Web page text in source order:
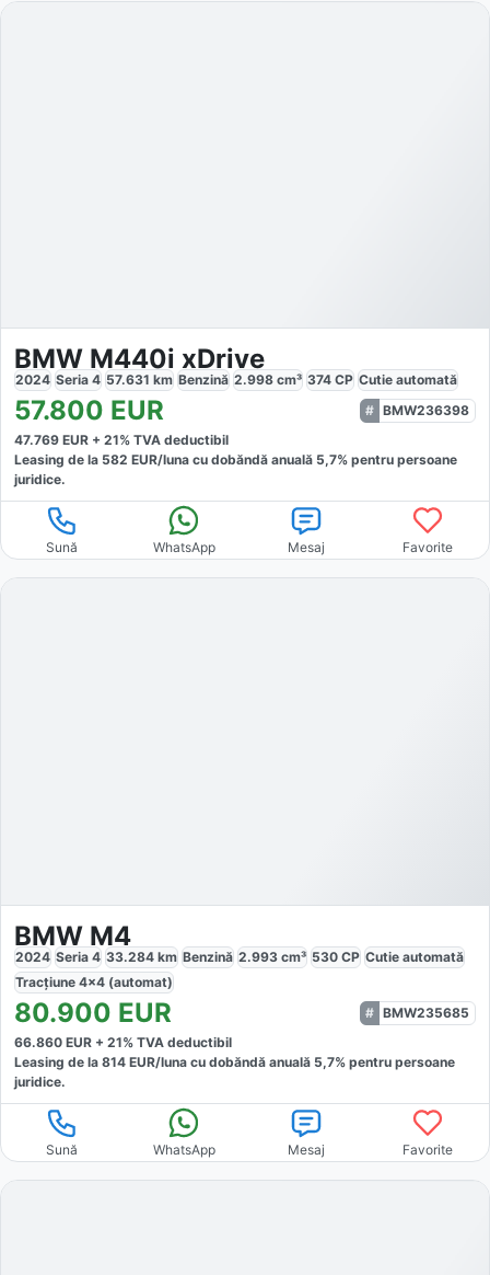
BMW M440i xDrive
2024 Seria 4 57.631 km Benzină 2.998 cm³ 374 CP Cutie automată
57.800 EUR
BMW236398
47.769 EUR + 21% TVA deductibil
Leasing de la 582 EUR/luna cu dobăndă anuală 5,7% pentru persoane
juridice.
Sună WhatsApp Mesaj Favorite
BMW M4
2024 Seria 4 33.284 km Benzină 2.993 cm³ 530 CP Cutie automată
Tracțiune 4x4 (automat)
80.900 EUR
BMW235685
66.860 EUR + 21% TVA deductibil
Leasing de la 814 EUR/luna cu dobăndă anuală 5,7% pentru persoane
juridice.
Sună WhatsApp Mesaj Favorite